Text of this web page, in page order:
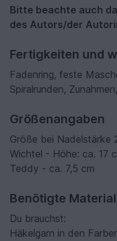
Bitte beachte auch
des Autors/der
Fertigkeiten und
Fadenring, feste
Spiralrunden,
Größenangaben
Größe bei Nadelstärke
Wichtel - Höhe: ca. 17
Teddy - ca. 7,5 cm
Benötigte
Du brauchst:
Häkelgarn in den